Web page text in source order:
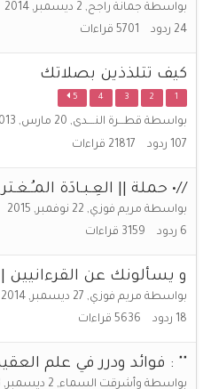
بواسطة جمانة راجح, 2 ديسمبر, 2014
24 ردود 5701 قراءات
كيف تتلذذين بصلاتك
1
2
3
4
5
بواسطة قطـــرة النــــدى, 20 مارس, 2013
107 ردود 21817 قراءات
//• حملة || العِـبـادَة
بواسطة مريم فوزي, 22 نوفمبر, 2015
6 ردود 3159 قراءات
و يسألونك عن
بواسطة مريم فوزي, 27 ديسمبر, 2014
18 ردود 5636 قراءات
"" : فوائد ودرر في علم
بواسطة وأشرقت السماء, 2 ديسمبر, 2013